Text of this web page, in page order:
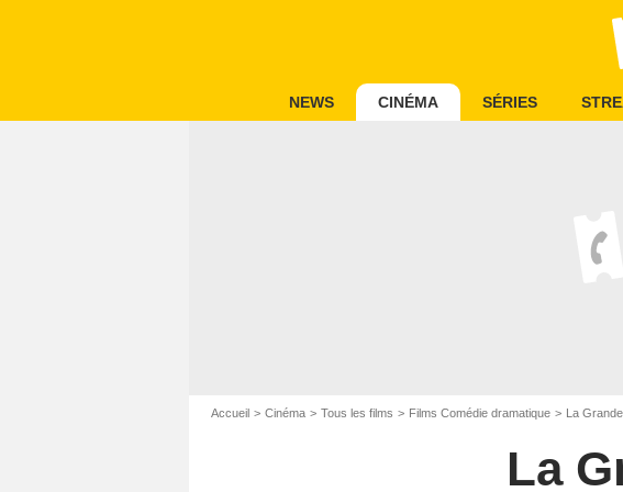
NEWS CINÉMA SÉRIES
Accueil Cinéma Tous les films Films Comédie dramatique La
La